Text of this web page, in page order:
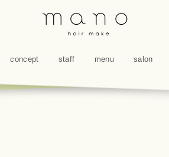
concept staff menu salon